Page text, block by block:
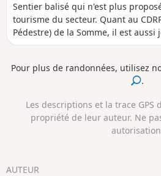
Sentier balisé qui n'est plus
tourisme du secteur. Quant au
Pédestre) de la Somme, il est aussi
l'Arlésienne ! C'est un petit
puis, à Remaisnil, la descente par
Pour plus de randonnées, utilisez
.
Les descriptions et la trace GPS
propriété de leur auteur. Ne
AUTEUR